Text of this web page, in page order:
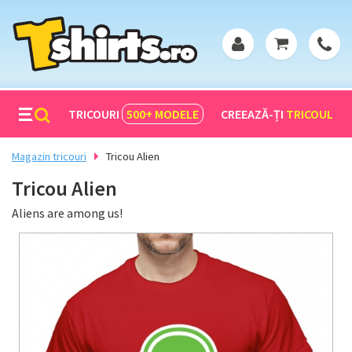
TRICOURI 500+ MODELE CREEAZĂ-ȚI TRICOUL
Magazin tricouri Tricou Alien
Tricou Alien
Aliens are among us!